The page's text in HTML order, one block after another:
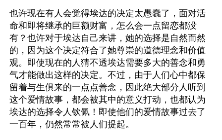
也许现在有人会觉得埃达的决定太愚蠢了，面对活
命和即将继承的巨额财富，怎么会一点留恋都没
有？也许对于埃达自己来讲，她的选择是自然而然
的，因为这个决定符合了她尊崇的道德理念和价值
观。即使现在的人猜不透埃达需要多大的善念和勇
气才能做出这样的决定。不过，由于人们心中都保
留着与生俱来的一点点善念，因此绝大部分人听到
这个爱情故事，都会被其中的意义打动，也都认为
埃达的选择令人钦佩！即使他们的爱情故事过去了
一百年，仍然常常被人们提起。